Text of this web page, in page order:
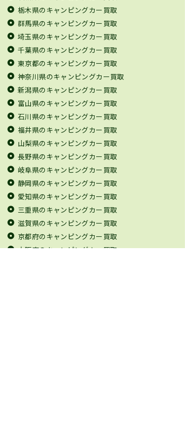
栃木県のキャンピングカー買取
群馬県のキャンピングカー買取
埼玉県のキャンピングカー買取
千葉県のキャンピングカー買取
東京都のキャンピングカー買取
神奈川県のキャンピングカー買取
新潟県のキャンピングカー買取
富山県のキャンピングカー買取
石川県のキャンピングカー買取
福井県のキャンピングカー買取
山梨県のキャンピングカー買取
長野県のキャンピングカー買取
岐阜県のキャンピングカー買取
静岡県のキャンピングカー買取
愛知県のキャンピングカー買取
三重県のキャンピングカー買取
滋賀県のキャンピングカー買取
京都府のキャンピングカー買取
大阪府のキャンピングカー買取